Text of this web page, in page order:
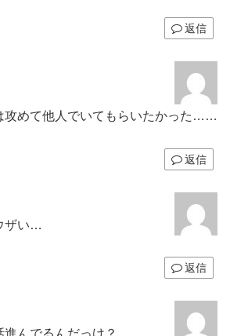
返信
攻めて他人でいてもらいたかった……
返信
ザい…
返信